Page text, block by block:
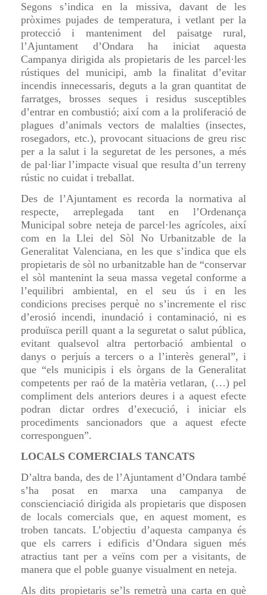
Segons s’indica en la missiva, davant de les
pròximes pujades de temperatura, i vetlant per la
protecció i manteniment del paisatge rural,
l’Ajuntament d’Ondara ha iniciat aquesta
Campanya dirigida als propietaris de les parcel·les
rústiques del municipi, amb la finalitat d’evitar
incendis innecessaris, deguts a la gran quantitat de
farratges, brosses seques i residus susceptibles
d’entrar en combustió; així com a la proliferació de
plagues d’animals vectors de malalties (insectes,
rosegadors, etc.), provocant situacions de greu risc
per a la salut i la seguretat de les persones, a més
de pal·liar l’impacte visual que resulta d’un terreny
rústic no cuidat i treballat.
Des de l’Ajuntament es recorda la normativa al
respecte, arreplegada tant en l’Ordenança
Municipal sobre neteja de parcel·les agrícoles, així
com en la Llei del Sòl No Urbanitzable de la
Generalitat Valenciana, en les que s’indica que els
propietaris de sòl no urbanitzable han de “conservar
el sòl mantenint la seua massa vegetal conforme a
l’equilibri ambiental, en el seu ús i en les
condicions precises perquè no s’incremente el risc
d’erosió incendi, inundació i contaminació, ni es
produïsca perill quant a la seguretat o salut pública,
evitant qualsevol altra pertorbació ambiental o
danys o perjuís a tercers o a l’interès general”, i
que “els municipis i els òrgans de la Generalitat
competents per raó de la matèria vetlaran, (…) pel
compliment dels anteriors deures i a aquest efecte
podran dictar ordres d’execució, i iniciar els
procediments sancionadors que a aquest efecte
corresponguen”.
LOCALS COMERCIALS TANCATS
D’altra banda, des de l’Ajuntament d’Ondara també
s’ha posat en marxa una campanya de
conscienciació dirigida als propietaris que disposen
de locals comercials que, en aquest moment, es
troben tancats. L’objectiu d’aquesta campanya és
que els carrers i edificis d’Ondara siguen més
atractius tant per a veïns com per a visitants, de
manera que el poble guanye visualment en neteja.
Als dits propietaris se’ls remetrà una carta en què